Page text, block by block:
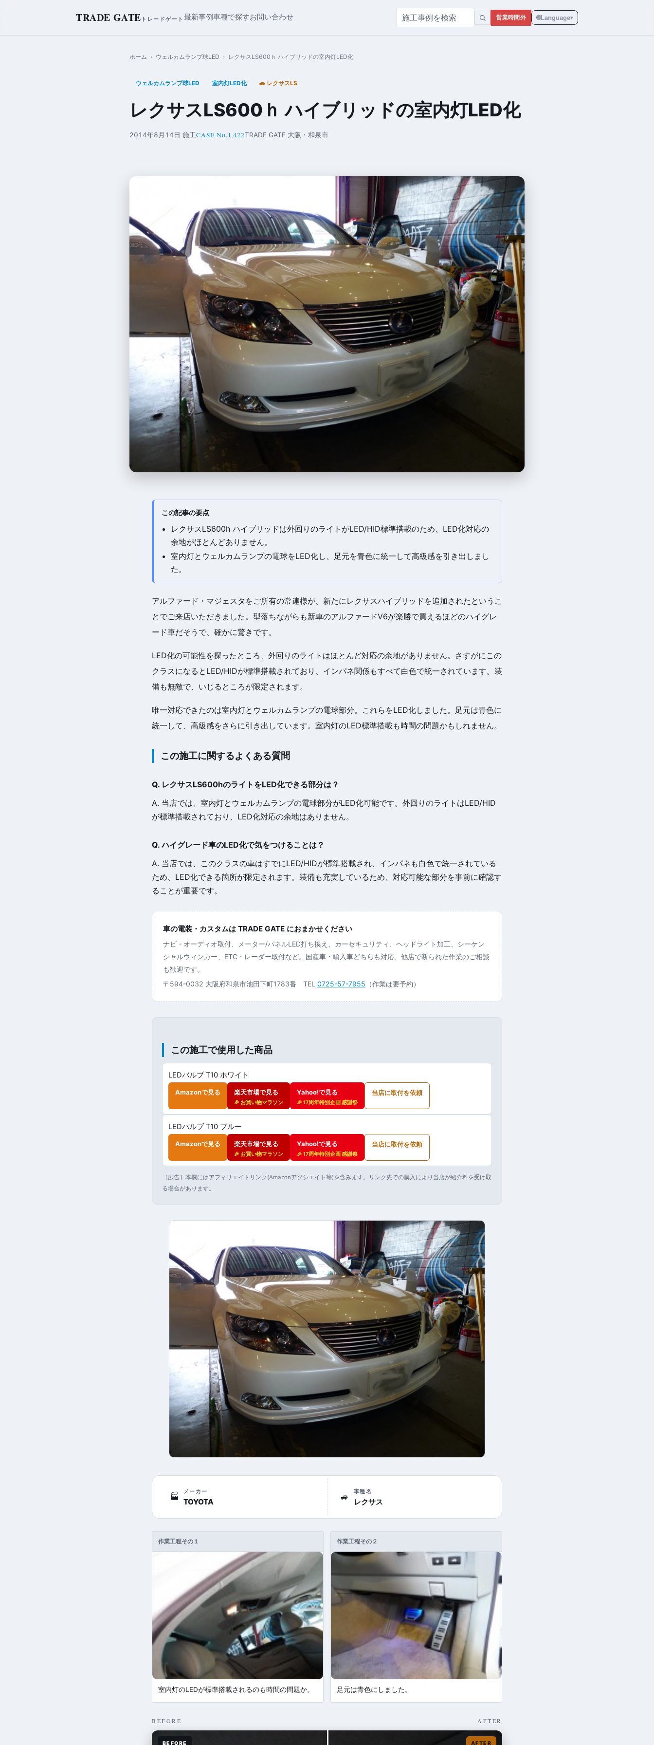
TRADE GATE トレードゲート 最新事例車種で探すお問い合わせ 営業時間外 🌐Language▾
ホーム › ウェルカムランプ球LED › レクサスLS600ｈ ハイブリッドの室内灯LED化
ウェルカムランプ球LED 室内灯LED化 🚗 レクサスLS
レクサスLS600ｈ ハイブリッドの室内灯LED化
2014年8月14日 施工CASE No.1,422TRADE GATE 大阪・和泉市
この記事の要点
レクサスLS600h ハイブリッドは外回りのライトがLED/HID標準搭載のため、LED化対応の
余地がほとんどありません。
室内灯とウェルカムランプの電球をLED化し、足元を青色に統一して高級感を引き出しまし
た。
アルファード・マジェスタをご所有の常連様が、新たにレクサスハイブリッドを追加されたというこ
とでご来店いただきました。型落ちながらも新車のアルファードV6が楽勝で買えるほどのハイグレ
ード車だそうで、確かに驚きです。
LED化の可能性を探ったところ、外回りのライトはほとんど対応の余地がありません。さすがにこの
クラスになるとLED/HIDが標準搭載されており、インパネ関係もすべて白色で統一されています。装
備も無敵で、いじるところが限定されます。
唯一対応できたのは室内灯とウェルカムランプの電球部分。これらをLED化しました。足元は青色に
統一して、高級感をさらに引き出しています。室内灯のLED標準搭載も時間の問題かもしれません。
この施工に関するよくある質問
Q. レクサスLS600hのライトをLED化できる部分は？
A. 当店では、室内灯とウェルカムランプの電球部分がLED化可能です。外回りのライトはLED/HID
が標準搭載されており、LED化対応の余地はありません。
Q. ハイグレード車のLED化で気をつけることは？
A. 当店では、このクラスの車はすでにLED/HIDが標準搭載され、インパネも白色で統一されている
ため、LED化できる箇所が限定されます。装備も充実しているため、対応可能な部分を事前に確認す
ることが重要です。
車の電装・カスタムは TRADE GATE におまかせください
ナビ・オーディオ取付、メーター/パネルLED打ち換え、カーセキュリティ、ヘッドライト加工、シーケン
シャルウィンカー、ETC・レーダー取付など。国産車・輸入車どちらも対応、他店で断られた作業のご相談
も歓迎です。
〒594-0032 大阪府和泉市池田下町1783番 TEL 0725-57-7955 （作業は要予約）
この施工で使用した商品
LEDバルブ T10 ホワイト
Amazonで見る 楽天市場で見る
🎉 お買い物マラソン
Yahoo!で見る
🎉 17周年特別企画 感謝祭
当店に取付を依頼
LEDバルブ T10 ブルー
Amazonで見る 楽天市場で見る
🎉 お買い物マラソン
Yahoo!で見る
🎉 17周年特別企画 感謝祭
当店に取付を依頼
［広告］本欄にはアフィリエイトリンク(Amazonアソシエイト等)を含みます。リンク先での購入により当店が紹介料を受け取
る場合があります。
🏭
メーカー
TOYOTA
🚙
車種名
レクサス
作業工程その１
室内灯のLEDが標準搭載されるのも時間の問題か。
作業工程その２
足元は青色にしました。
BEFORE AFTER
BEFORE AFTER